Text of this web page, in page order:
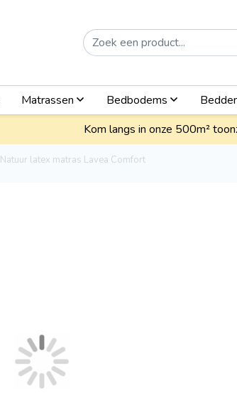
Matrassen Bedbodems
Kom langs in onze 500m²
Natuur latex matras Lavea Comfort